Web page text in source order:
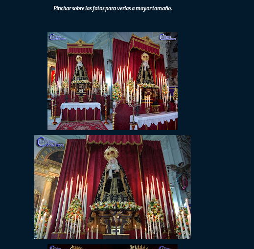
Pinchar sobre las fotos para verlas a mayor tamaño.